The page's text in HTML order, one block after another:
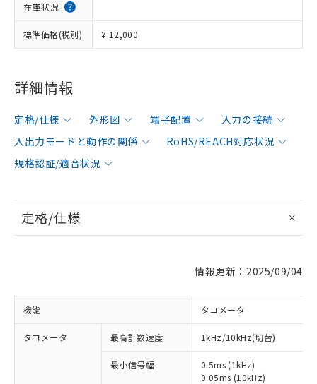
在庫状況
標準価格(税別) ¥ 12,000
詳細情報
定格/仕様 外形図 端子配置
入力の接続
入出力モードと動作の関係
RoHS/REACH対応状況
規格認証/適合状況
定格/仕様
情報更新：2025/09/04
機能 タコメータ
タコメータ 最高計数速度 1kHz/10kHz(切替)
最小信号幅
0.5ms (1kHz)
0.05ms (10kHz)